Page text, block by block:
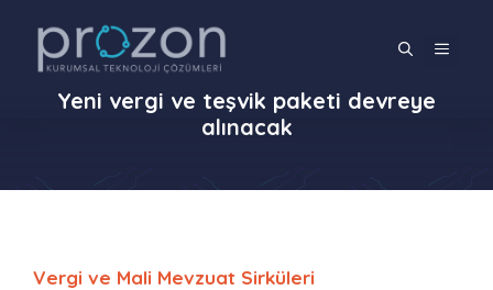
MENÜ
Yeni vergi ve teşvik paketi devreye
alınacak
Vergi ve Mali Mevzuat Sirküleri